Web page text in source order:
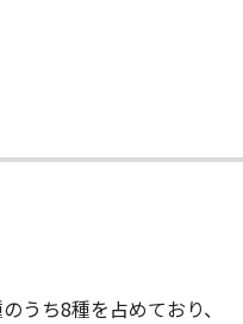
うち8種を占めており、